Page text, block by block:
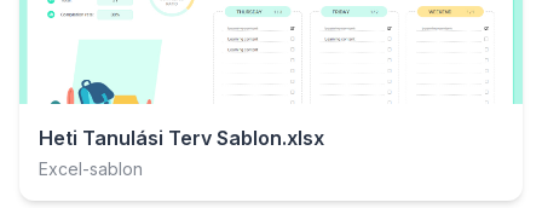
Heti Tanulási Terv Sablon.xlsx
Excel-sablon